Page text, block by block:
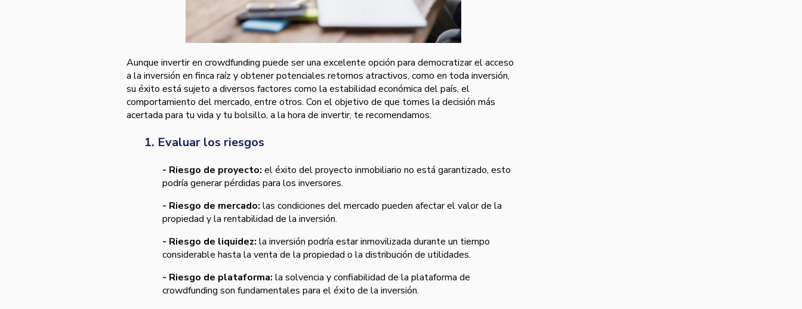
Aunque invertir en crowdfunding puede ser una excelente opción para democratizar el acceso
a la inversión en finca raíz y obtener potenciales retornos atractivos, como en toda inversión,
su éxito está sujeto a diversos factores como la estabilidad económica del país, el
comportamiento del mercado, entre otros. Con el objetivo de que tomes la decisión más
acertada para tu vida y tu bolsillo, a la hora de invertir, te recomendamos:
1. Evaluar los riesgos
- Riesgo de proyecto: el éxito del proyecto inmobiliario no está garantizado, esto
podría generar pérdidas para los inversores.
- Riesgo de mercado: las condiciones del mercado pueden afectar el valor de la
propiedad y la rentabilidad de la inversión.
- Riesgo de liquidez: la inversión podría estar inmovilizada durante un tiempo
considerable hasta la venta de la propiedad o la distribución de utilidades.
- Riesgo de plataforma: la solvencia y confiabilidad de la plataforma de
crowdfunding son fundamentales para el éxito de la inversión.